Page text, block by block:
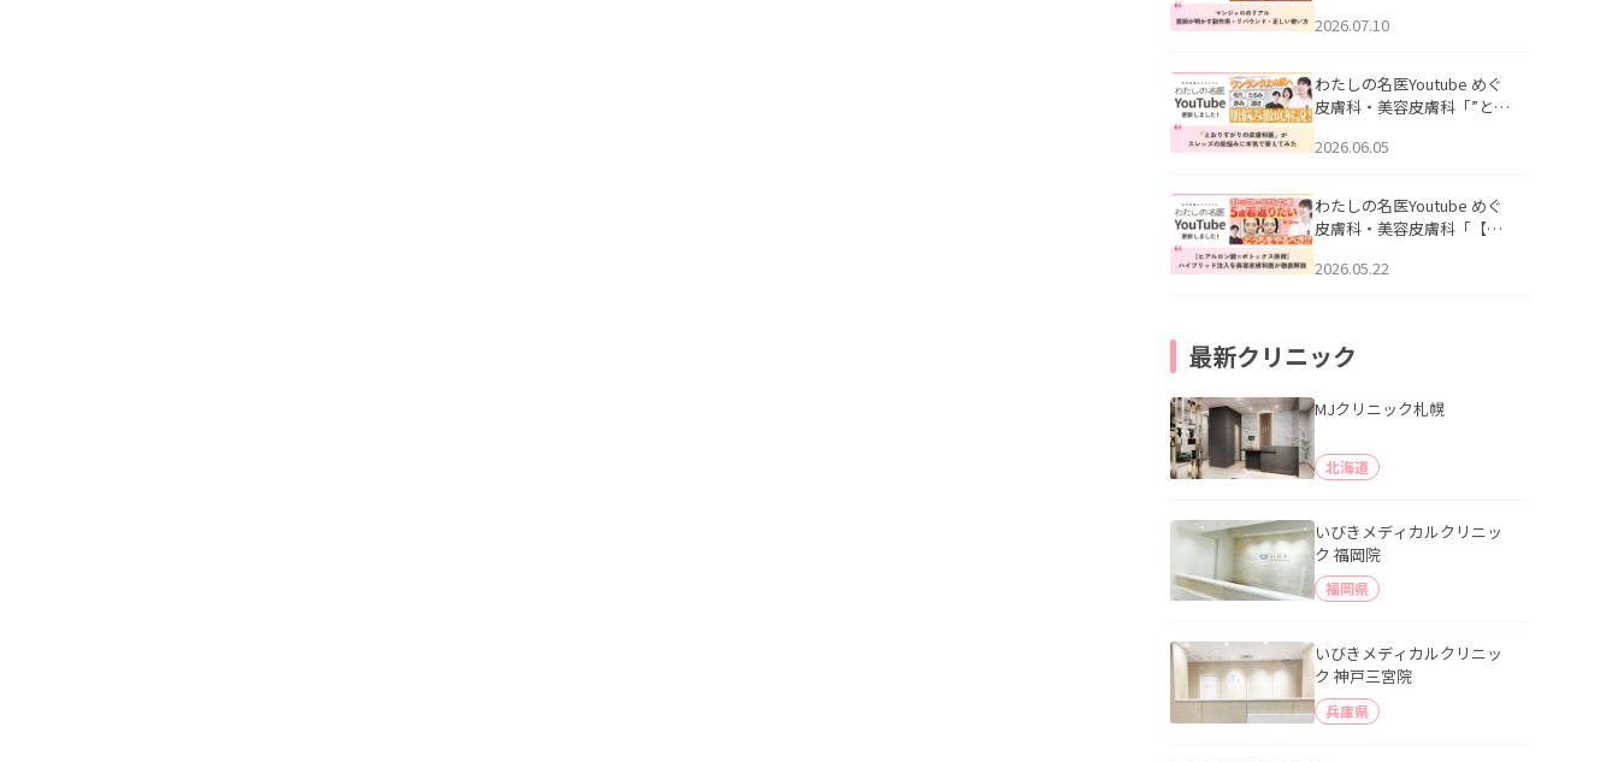
医師が明かす副作用・リバ
公開いたしました。
2026.07.10
わたしの名医Youtube めぐ
皮膚科・美容皮膚科「”とお
ッズの肌悩みに本気で答え
た。
2026.06.05
わたしの名医Youtube めぐ
皮膚科・美容皮膚科「【ヒ
用】ハイブリッド注入を美
2026.05.22
最新クリニック
MJクリニック札幌
北海道
いびきメディカルクリニッ
ク 福岡院
福岡県
いびきメディカルクリニッ
ク 神戸三宮院
兵庫県